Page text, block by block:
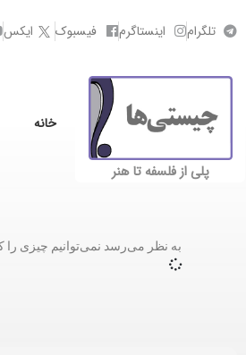
تلگرام اینستاگرم فیسبوک ایکس
پلی از فلسفه تا هنر
خانه
به نظر می‌رسد نمی‌توانیم چیزی را